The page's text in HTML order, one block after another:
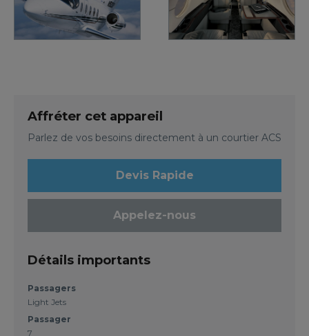
Affréter cet appareil
Parlez de vos besoins directement à un courtier ACS
Devis Rapide
Appelez-nous
Détails importants
Passagers
Light Jets
Passager
7